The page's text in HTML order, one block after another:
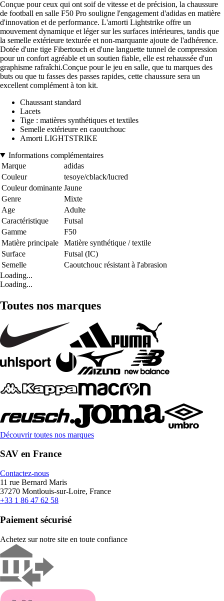
Conçue pour ceux qui ont soif de vitesse et de précision, la chaussure
de football en salle F50 Pro souligne l'engagement d'adidas en matière
d'innovation et de performance. L'amorti Lightstrike offre un
mouvement dynamique et léger sur les surfaces intérieures, tandis que
la semelle extérieure texturée et non-marquante ajoute de l'adhérence.
Dotée d'une tige Fibertouch et d'une languette tunnel de compression
pour un confort agréable et un soutien fiable, elle est rehaussée d'un
graphisme rafraîchi.Conçue pour le jeu en salle, que tu marques des
buts ou que tu fasses des passes rapides, cette chaussure sera un
excellent complément à ton kit.
Chaussant standard
Lacets
Tige : matières synthétiques et textiles
Semelle extérieure en caoutchouc
Amorti LIGHTSTRIKE
Informations complémentaires
Marque
adidas
Couleur
tesoye/cblack/lucred
Couleur dominante Jaune
Genre
Mixte
Age
Adulte
Caractéristique
Futsal
Gamme
F50
Matière principale
Matière synthétique / textile
Surface
Futsal (IC)
Semelle
Caoutchouc résistant à l'abrasion
Loading...
Loading...
Toutes nos marques
Découvrir toutes nos marques
SAV en France
Contactez-nous
11 rue Bernard Maris
37270 Montlouis-sur-Loire, France
+33 1 86 47 62 58
Paiement sécurisé
Achetez sur notre site en toute confiance